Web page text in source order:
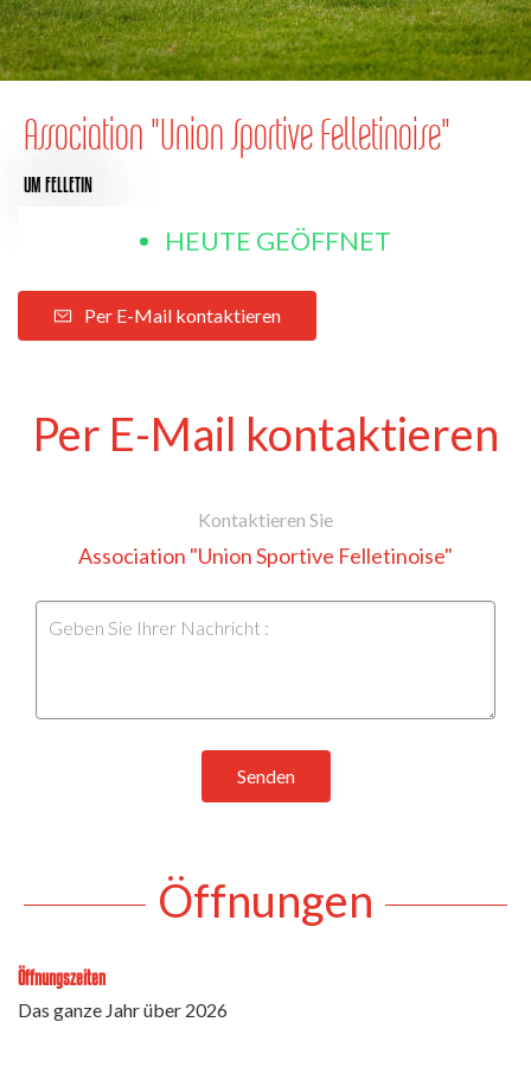
Association "Union Sportive Felletinoise"
UM FELLETIN
HEUTE GEÖFFNET
Per E-Mail kontaktieren
Per E-Mail kontaktieren
Kontaktieren Sie
Association "Union Sportive Felletinoise"
Senden
Öffnungen
Öffnungszeiten
Das ganze Jahr über 2026